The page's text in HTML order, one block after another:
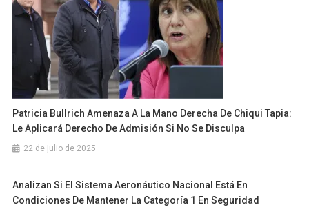
Patricia Bullrich Amenaza A La Mano Derecha De Chiqui Tapia:
Le Aplicará Derecho De Admisión Si No Se Disculpa
22 de julio de 2025
Analizan Si El Sistema Aeronáutico Nacional Está En
Condiciones De Mantener La Categoría 1 En Seguridad